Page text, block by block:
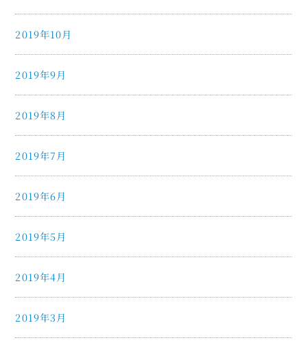
2019年10月
2019年9月
2019年8月
2019年7月
2019年6月
2019年5月
2019年4月
2019年3月